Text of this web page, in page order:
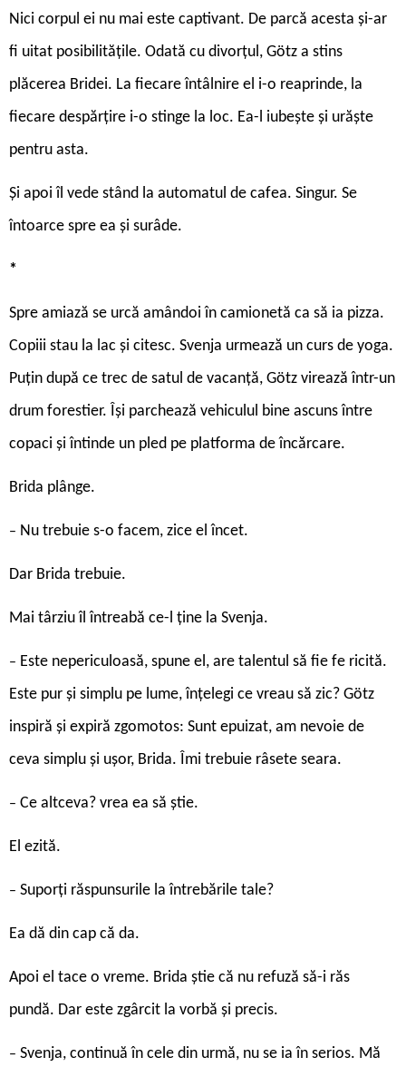
Nici corpul ei nu mai este captivant. De parcă acesta și-ar
fi uitat posibilitățile. Odată cu divorțul, Götz a stins
plăcerea Bridei. La fiecare întâlnire el i-o reaprinde, la
fiecare despărțire i-o stinge la loc. Ea-l iubește și urăște
pentru asta.
Și apoi îl vede stând la automatul de cafea. Singur. Se
întoarce spre ea și surâde.
*
Spre amiază se urcă amândoi în camionetă ca să ia pizza.
Copiii stau la lac și citesc. Svenja urmează un curs de yoga.
Puțin după ce trec de satul de vacanță, Götz virează într-un
drum forestier. Își parchează vehiculul bine ascuns între
copaci și întinde un pled pe platforma de încărcare.
Brida plânge.
– Nu trebuie s-o facem, zice el încet.
Dar Brida trebuie.
Mai târziu îl întreabă ce-l ține la Svenja.
– Este nepericuloasă, spune el, are talentul să fie fe ricită.
Este pur și simplu pe lume, înțelegi ce vreau să zic? Götz
inspiră și expiră zgomotos: Sunt epuizat, am nevoie de
ceva simplu și ușor, Brida. Îmi trebuie râsete seara.
– Ce altceva? vrea ea să știe.
El ezită.
– Suporți răspunsurile la întrebările tale?
Ea dă din cap că da.
Apoi el tace o vreme. Brida știe că nu refuză să-i răs
pundă. Dar este zgârcit la vorbă și precis.
– Svenja, continuă în cele din urmă, nu se ia în serios. Mă